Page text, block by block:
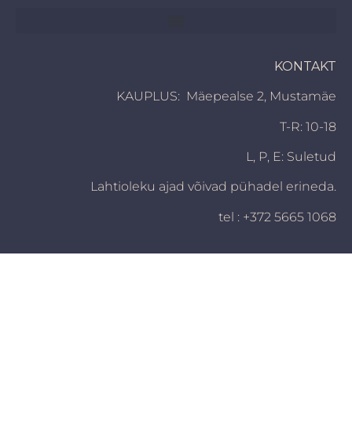
KONTAKT
KAUPLUS: Mäepealse 2, Mustamäe
T-R: 10-18
L, P, E: Suletud
Lahtioleku ajad võivad pühadel erineda.
tel : +372 5665 1068